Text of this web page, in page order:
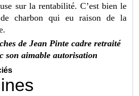
sur la rentabilité. C’est bien le
charbon qui eu raison de la
de Jean Pinte cadre retraité
son aimable autorisation